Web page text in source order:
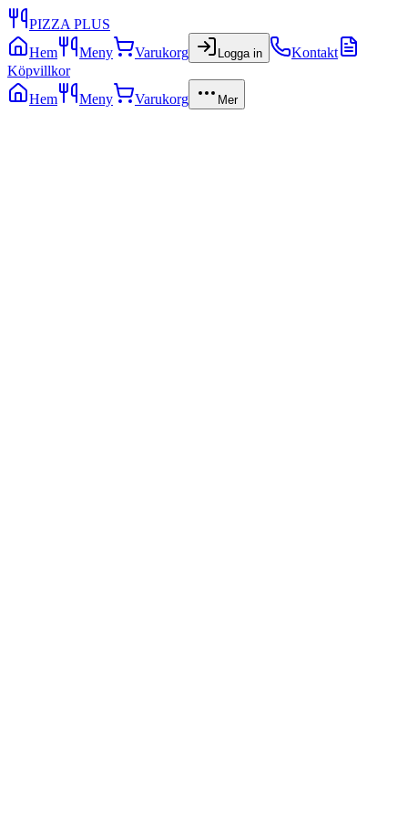
PIZZA PLUS
Hem
Meny Varukorg Logga in
Kontakt
Köpvillkor
Hem
Meny Varukorg Mer